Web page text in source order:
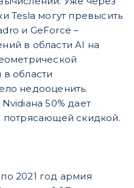
Tesla могут превысить
и GeForce –
в области AI на
области
недооценить.
50% дает
скидкой.
2021 год армия